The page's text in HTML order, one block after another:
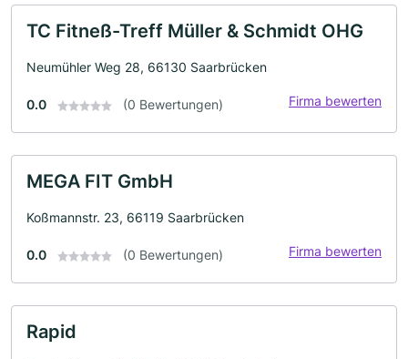
TC Fitneß-Treff Müller & Schmidt OHG
Neumühler Weg 28, 66130 Saarbrücken
0.0 (0 Bewertungen) Firma bewerten
MEGA FIT GmbH
Koßmannstr. 23, 66119 Saarbrücken
0.0 (0 Bewertungen) Firma bewerten
Rapid